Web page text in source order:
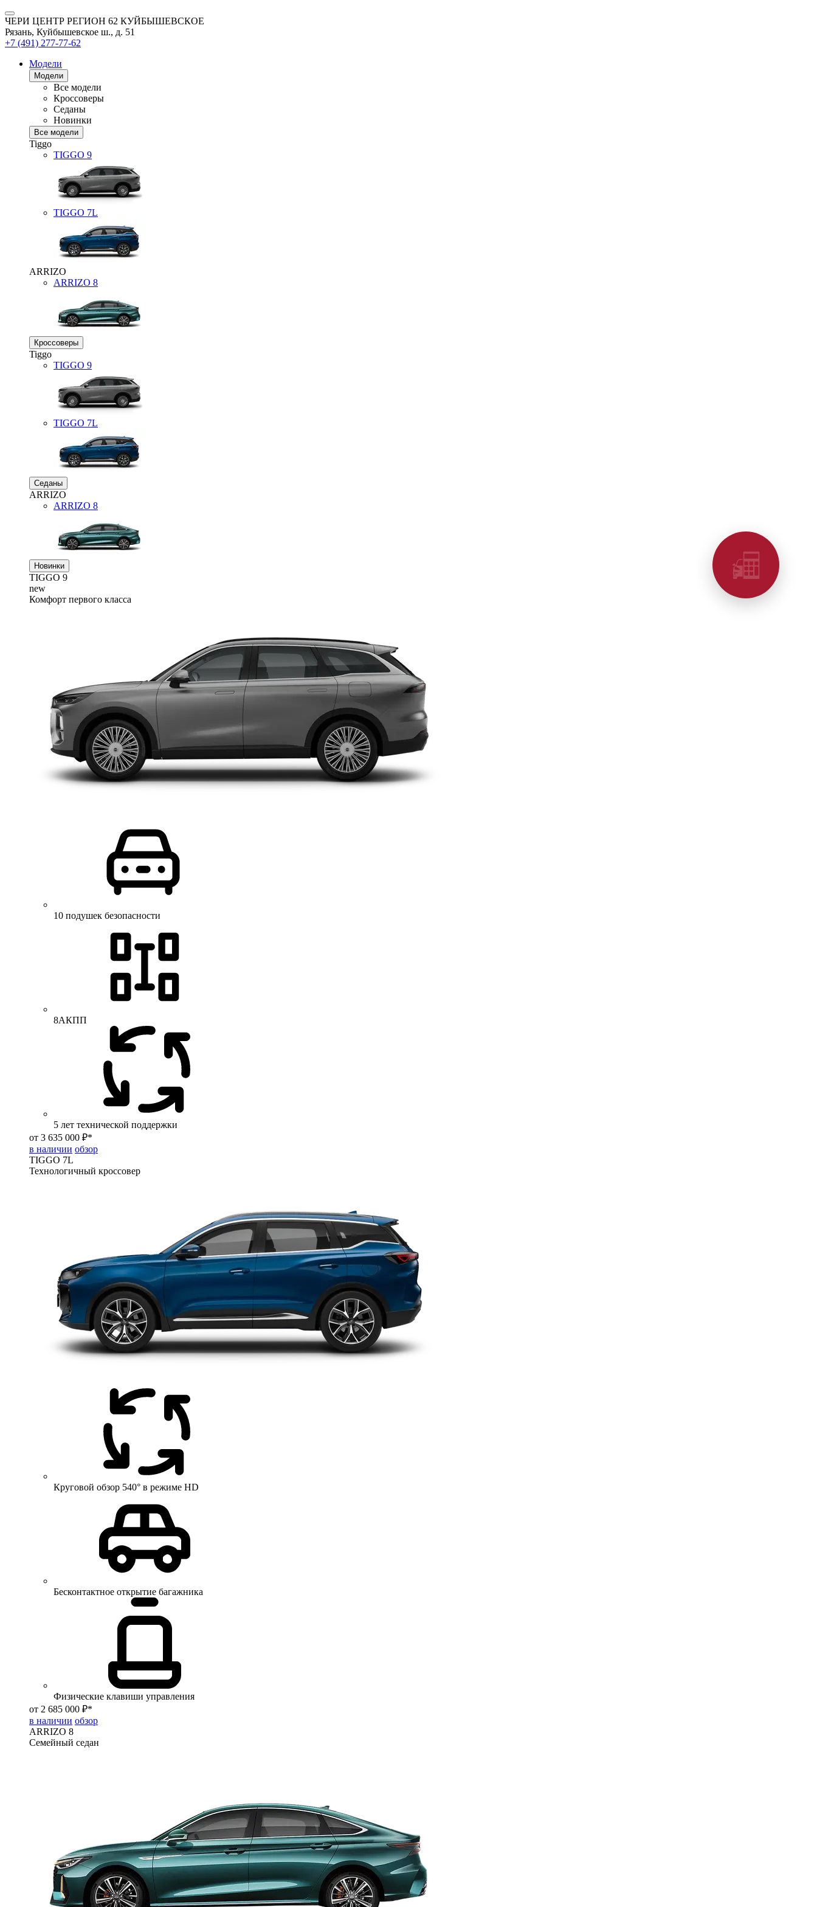
ЧЕРИ ЦЕНТР РЕГИОН 62 КУЙБЫШЕВСКОЕ
Рязань, Куйбышевское ш., д. 51
+7 (491) 277-77-62
Модели
Модели
Все модели
Кроссоверы
Седаны
Новинки
Все модели
Tiggo
TIGGO 9
TIGGO 7L
ARRIZO
ARRIZO 8
Кроссоверы
Tiggo
TIGGO 9
TIGGO 7L
Седаны
ARRIZO
ARRIZO 8
Новинки
TIGGO 9
new
Комфорт первого класса
10 подушек безопасности
8АКПП
5 лет технической поддержки
от 3 635 000 ₽*
в наличии обзор
TIGGO 7L
Технологичный кроссовер
Круговой обзор 540° в режиме HD
Бесконтактное открытие багажника
Физические клавиши управления
от 2 685 000 ₽*
в наличии обзор
ARRIZO 8
Семейный седан